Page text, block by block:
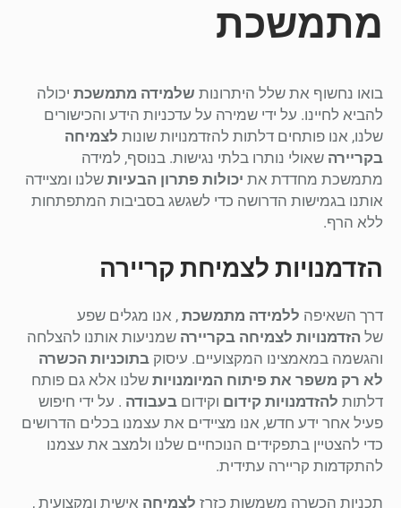
מתמשכת
בואו נחשוף את שלל היתרונות שלמידה מתמשכת יכולה
להביא לחיינו. על ידי שמירה על עדכניות הידע והכישורים
שלנו, אנו פותחים דלתות להזדמנויות שונות לצמיחה
בקריירה שאולי נותרו בלתי נגישות. בנוסף, למידה
מתמשכת מחדדת את יכולות פתרון הבעיות שלנו ומציידה
אותנו בגמישות הדרושה כדי לשגשג בסביבות המתפתחות
ללא הרף.
הזדמנויות לצמיחת קריירה
דרך השאיפה ללמידה מתמשכת , אנו מגלים שפע
של הזדמנויות לצמיחה בקריירה שמניעות אותנו להצלחה
והגשמה במאמצינו המקצועיים. עיסוק בתוכניות הכשרה
לא רק משפר את פיתוח המיומנויות שלנו אלא גם פותח
דלתות להזדמנויות קידום וקידום בעבודה . על ידי חיפוש
פעיל אחר ידע חדש, אנו מציידים את עצמנו בכלים הדרושים
כדי להצטיין בתפקידים הנוכחיים שלנו ולמצב את עצמנו
להתקדמות קריירה עתידית.
תכניות הכשרה משמשות כזרז לצמיחה אישית ומקצועית ,